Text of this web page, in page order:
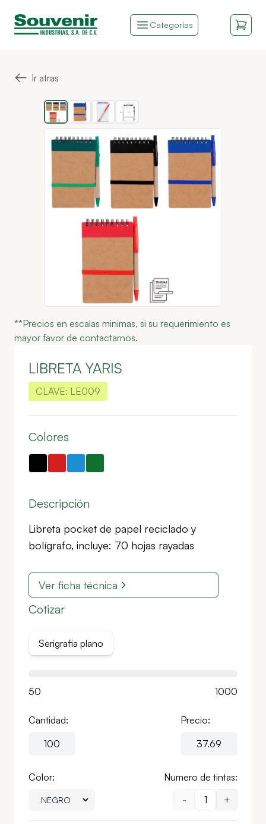
Categorías
← Ir atras
**Precios en escalas minimas, si su requerimiento es
mayor favor de contactarnos.
LIBRETA YARIS
CLAVE: LE009
Colores
Descripción
Libreta pocket de papel reciclado y
bolígrafo, incluye: 70 hojas rayadas
Ver ficha técnica
Cotizar
Serigrafia plano
50 1000
Cantidad: Precio:
Color:
Numero de tintas:
-
1 +